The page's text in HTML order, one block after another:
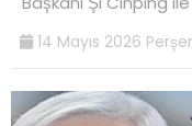
14 Mayıs 2026